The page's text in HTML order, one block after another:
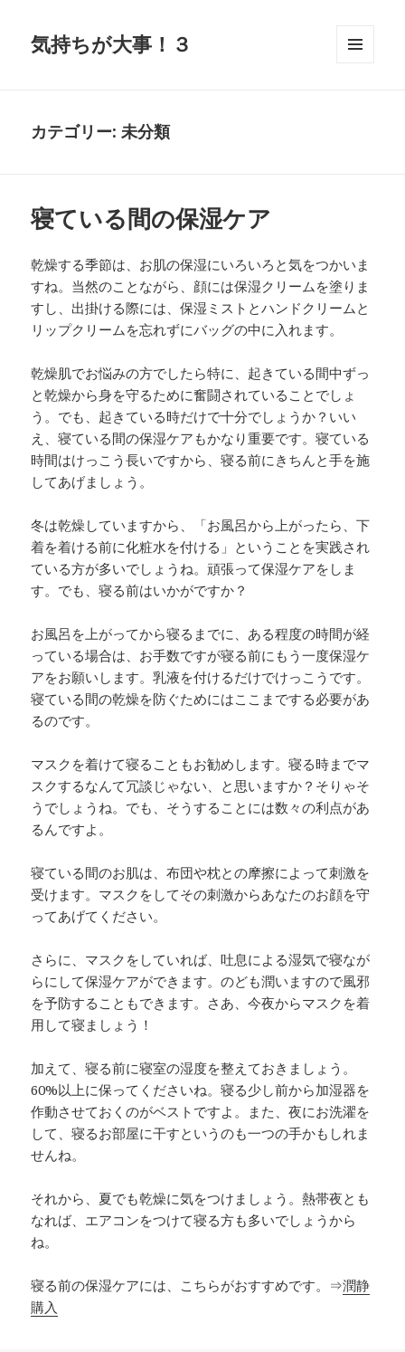
気持ちが大事！３
カテゴリー:未分類
寝ている間の保湿ケア
乾燥する季節は、お肌の保湿にいろいろと気をつかいま
すね。当然のことながら、顔には保湿クリームを塗りま
すし、出掛ける際には、保湿ミストとハンドクリームと
リップクリームを忘れずにバッグの中に入れます。
乾燥肌でお悩みの方でしたら特に、起きている間中ずっ
と乾燥から身を守るために奮闘されていることでしょ
う。でも、起きている時だけで十分でしょうか？いい
え、寝ている間の保湿ケアもかなり重要です。寝ている
時間はけっこう長いですから、寝る前にきちんと手を施
してあげましょう。
冬は乾燥していますから、「お風呂から上がったら、下
着を着ける前に化粧水を付ける」ということを実践され
ている方が多いでしょうね。頑張って保湿ケアをしま
す。でも、寝る前はいかがですか？
お風呂を上がってから寝るまでに、ある程度の時間が経
っている場合は、お手数ですが寝る前にもう一度保湿ケ
アをお願いします。乳液を付けるだけでけっこうです。
寝ている間の乾燥を防ぐためにはここまでする必要があ
るのです。
マスクを着けて寝ることもお勧めします。寝る時までマ
スクするなんて冗談じゃない、と思いますか？そりゃそ
うでしょうね。でも、そうすることには数々の利点があ
るんですよ。
寝ている間のお肌は、布団や枕との摩擦によって刺激を
受けます。マスクをしてその刺激からあなたのお顔を守
ってあげてください。
さらに、マスクをしていれば、吐息による湿気で寝なが
らにして保湿ケアができます。のども潤いますので風邪
を予防することもできます。さあ、今夜からマスクを着
用して寝ましょう！
加えて、寝る前に寝室の湿度を整えておきましょう。
60%以上に保ってくださいね。寝る少し前から加湿器を
作動させておくのがベストですよ。また、夜にお洗濯を
して、寝るお部屋に干すというのも一つの手かもしれま
せんね。
それから、夏でも乾燥に気をつけましょう。熱帯夜とも
なれば、エアコンをつけて寝る方も多いでしょうから
ね。
寝る前の保湿ケアには、こちらがおすすめです。⇒潤静
購入